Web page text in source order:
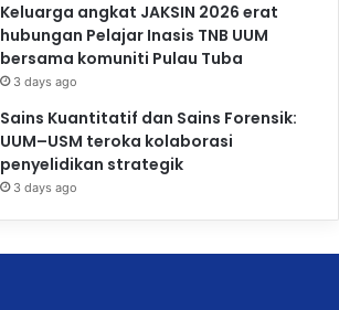
Keluarga angkat JAKSIN 2026 erat
hubungan Pelajar Inasis TNB UUM
bersama komuniti Pulau Tuba
3 days ago
Sains Kuantitatif dan Sains Forensik:
UUM–USM teroka kolaborasi
penyelidikan strategik
3 days ago